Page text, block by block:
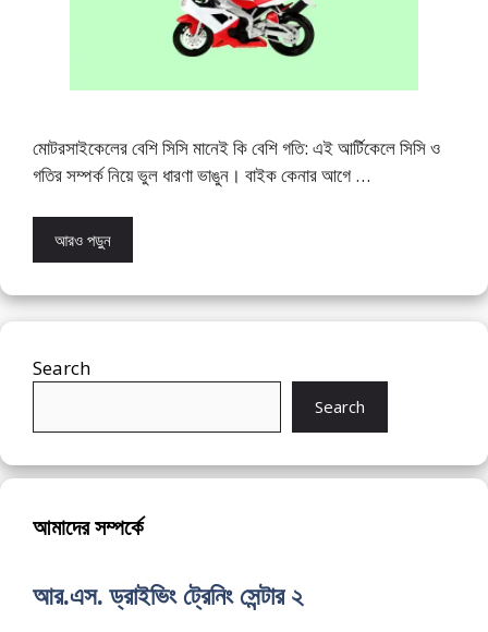
মোটরসাইকেলের বেশি সিসি মানেই কি বেশি গতি: এই আর্টিকেলে সিসি ও
গতির সম্পর্ক নিয়ে ভুল ধারণা ভাঙুন। বাইক কেনার আগে …
আরও পড়ুন
Search
Search
আমাদের সম্পর্কে
আর.এস. ড্রাইভিং ট্রেনিং সেন্টার ২